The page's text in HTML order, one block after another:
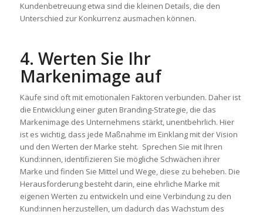
Kundenbetreuung etwa sind die kleinen Details, die den
Unterschied zur Konkurrenz ausmachen können.
4. Werten Sie Ihr
Markenimage auf
Käufe sind oft mit emotionalen Faktoren verbunden. Daher ist
die Entwicklung einer guten Branding-Strategie, die das
Markenimage des Unternehmens stärkt, unentbehrlich. Hier
ist es wichtig, dass jede Maßnahme im Einklang mit der Vision
und den Werten der Marke steht. Sprechen Sie mit Ihren
Kund:innen, identifizieren Sie mögliche Schwächen ihrer
Marke und finden Sie Mittel und Wege, diese zu beheben. Die
Herausforderung besteht darin, eine ehrliche Marke mit
eigenen Werten zu entwickeln und eine Verbindung zu den
Kund:innen herzustellen, um dadurch das Wachstum des